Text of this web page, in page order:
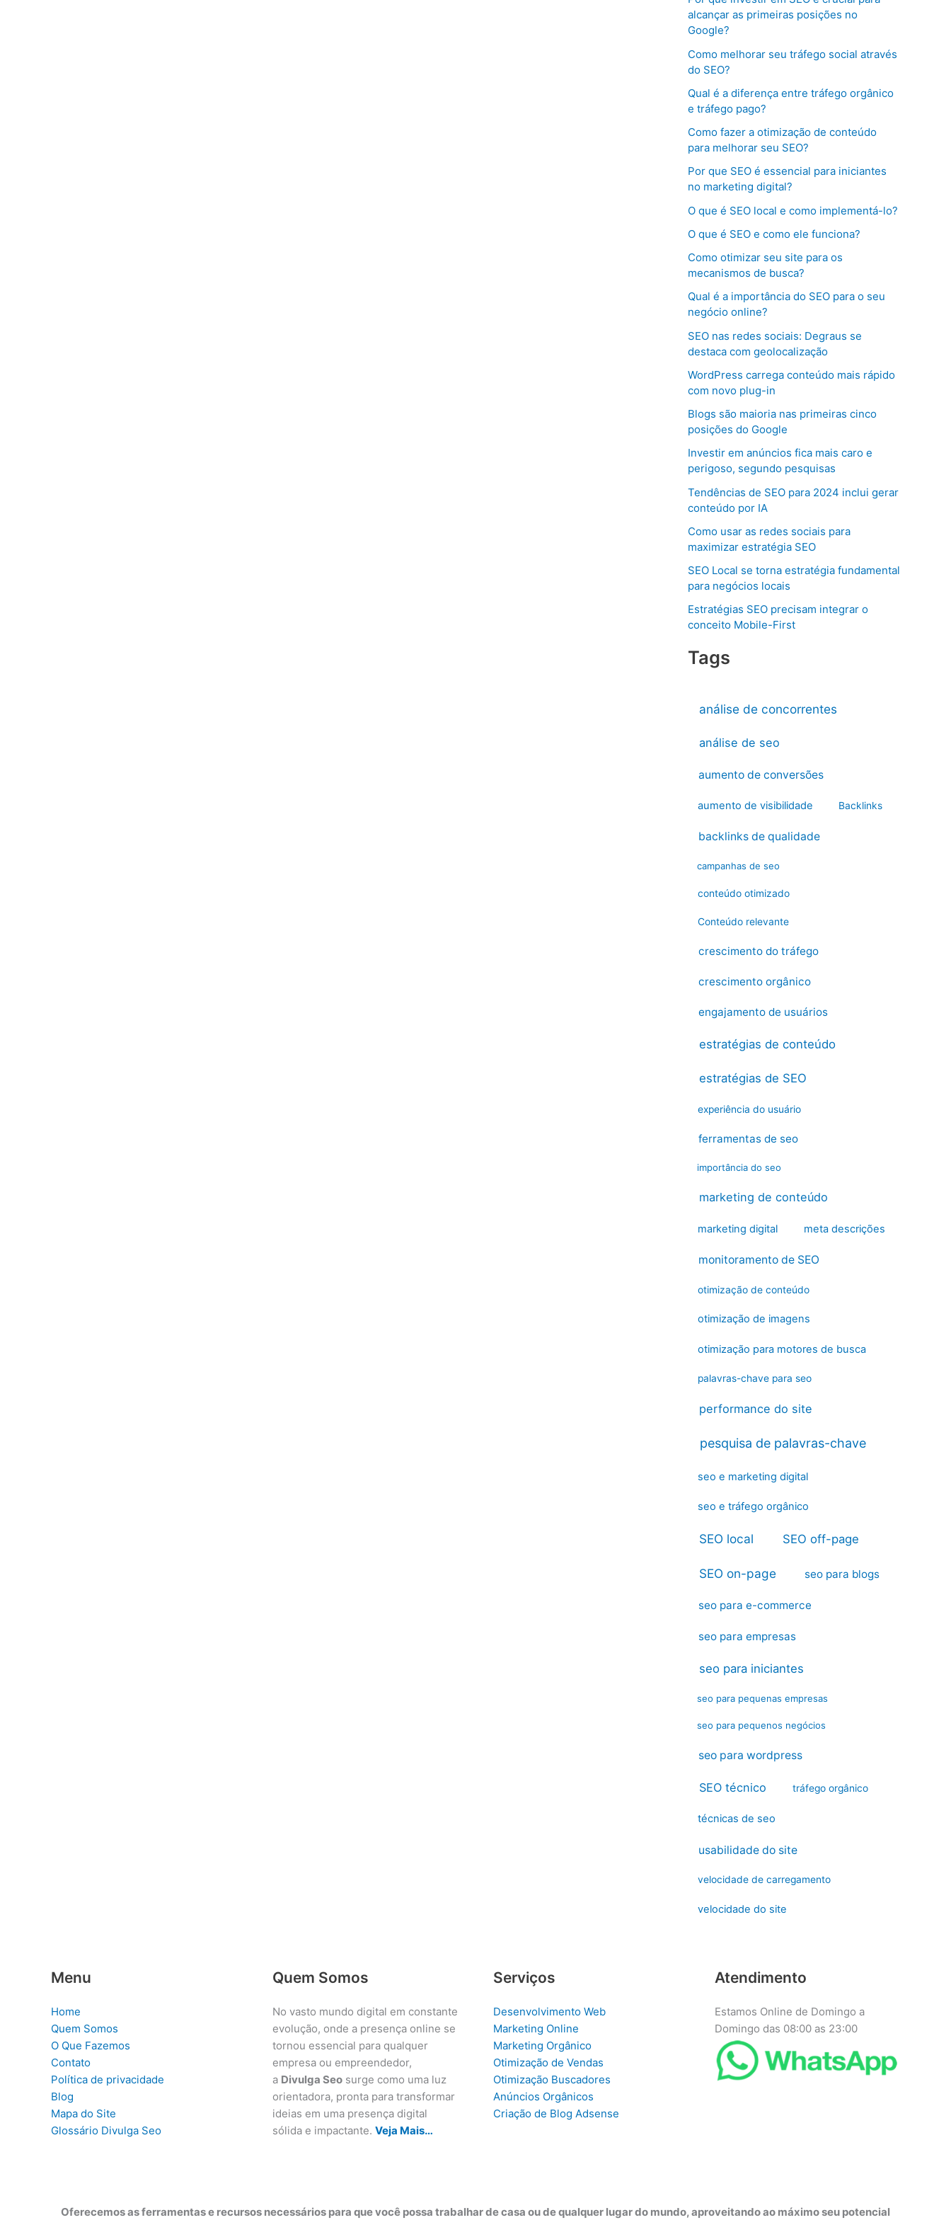
alcançar as primeiras posições no
Google?
Como melhorar seu tráfego social através
do SEO?
Qual é a diferença entre tráfego orgânico
e tráfego pago?
Como fazer a otimização de conteúdo
para melhorar seu SEO?
Por que SEO é essencial para iniciantes
no marketing digital?
O que é SEO local e como implementá-lo?
O que é SEO e como ele funciona?
Como otimizar seu site para os
mecanismos de busca?
Qual é a importância do SEO para o seu
negócio online?
SEO nas redes sociais: Degraus se
destaca com geolocalização
WordPress carrega conteúdo mais rápido
com novo plug-in
Blogs são maioria nas primeiras cinco
posições do Google
Investir em anúncios fica mais caro e
perigoso, segundo pesquisas
Tendências de SEO para 2024 inclui gerar
conteúdo por IA
Como usar as redes sociais para
maximizar estratégia SEO
SEO Local se torna estratégia fundamental
para negócios locais
Estratégias SEO precisam integrar o
conceito Mobile-First
Tags
análise de concorrentes
análise de seo
aumento de conversões
aumento de visibilidade Backlinks
backlinks de qualidade
campanhas de seo
conteúdo otimizado
Conteúdo relevante
crescimento do tráfego
crescimento orgânico
engajamento de usuários
estratégias de conteúdo
estratégias de SEO
experiência do usuário
ferramentas de seo
importância do seo
marketing de conteúdo
marketing digital meta descrições
monitoramento de SEO
otimização de conteúdo
otimização de imagens
otimização para motores de busca
palavras-chave para seo
performance do site
pesquisa de palavras-chave
seo e marketing digital
seo e tráfego orgânico
SEO local SEO off-page
SEO on-page seo para blogs
seo para e-commerce
seo para empresas
seo para iniciantes
seo para pequenas empresas
seo para pequenos negócios
seo para wordpress
SEO técnico tráfego orgânico
técnicas de seo
usabilidade do site
velocidade de carregamento
velocidade do site
Menu
Home
Quem Somos
O Que Fazemos
Contato
Política de privacidade
Blog
Mapa do Site
Glossário Divulga Seo
Quem Somos
No vasto mundo digital em constante
evolução, onde a presença online se
tornou essencial para qualquer
empresa ou empreendedor,
a Divulga Seosurge como uma luz
orientadora, pronta para transformar
ideias em uma presença digital
sólida e impactante. Veja Mais…
Serviços
Desenvolvimento Web
Marketing Online
Marketing Orgânico
Otimização de Vendas
Otimização Buscadores
Anúncios Orgânicos
Criação de Blog Adsense
Atendimento
Estamos Online de Domingo a
Domingo das 08:00 as 23:00
Oferecemos as ferramentas e recursos necessários para que você possa trabalhar de casa ou de qualquer lugar do mundo, aproveitando ao máximo seu potencial